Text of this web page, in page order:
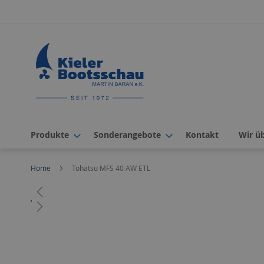
Produkte Sonderangebote Kontakt Wir
Home Tohatsu MFS 40 AW ETL
Zum
Ende
der